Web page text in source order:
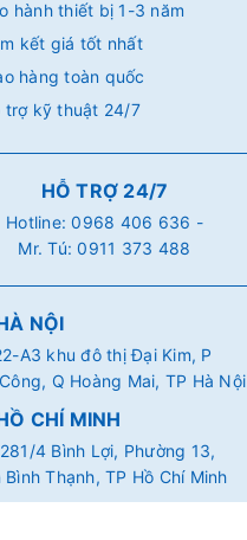
hành thiết bị 1-3 năm
kết giá tốt nhất
hàng toàn quốc
trợ kỹ thuật 24/7
HỖ TRỢ 24/7
Hotline:0968 406 636 -
Mr. Tú:0911 373 488
NỘI
A3 khu đô thị Đại Kim, P
Q Hoàng Mai, TP Hà Nội
CHÍ MINH
4 Bình Lợi, Phường 13,
Bình Thạnh, TP Hồ Chí Minh